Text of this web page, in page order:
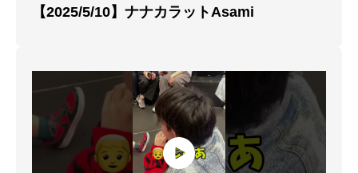
【2025/5/10】ナナカラットAsami